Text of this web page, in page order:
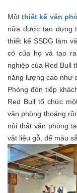
Mộtthiết kế văn
nữa được tạo dựng
thiết kế SSDG làm
có của họ và tạo
nghiệp của Red Bull
năng lượng cao như
Phòng đón tiếp
Red Bull tổ chức
văn phòng thoáng
nội thất văn phòng
vật liệu gỗ, để màu